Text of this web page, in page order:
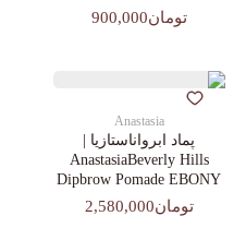
تومان900,000
Anastasia
پماد ابرواناستازیا |
AnastasiaBeverly Hills
Dipbrow Pomade EBONY
تومان2,580,000